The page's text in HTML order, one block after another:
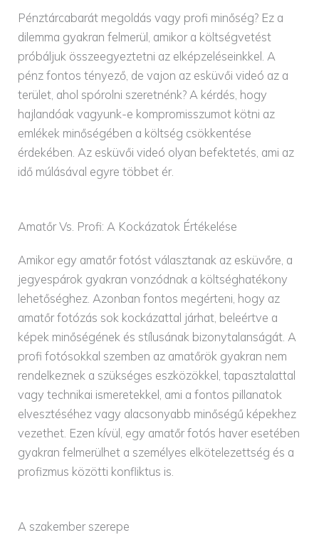
Pénztárcabarát megoldás vagy profi minőség? Ez a
dilemma gyakran felmerül, amikor a költségvetést
próbáljuk összeegyeztetni az elképzeléseinkkel. A
pénz fontos tényező, de vajon az esküvői videó az a
terület, ahol spórolni szeretnénk? A kérdés, hogy
hajlandóak vagyunk-e kompromisszumot kötni az
emlékek minőségében a költség csökkentése
érdekében. Az esküvői videó olyan befektetés, ami az
idő múlásával egyre többet ér.
Amatőr Vs. Profi: A Kockázatok Értékelése
Amikor egy amatőr fotóst választanak az esküvőre, a
jegyespárok gyakran vonzódnak a költséghatékony
lehetőséghez. Azonban fontos megérteni, hogy az
amatőr fotózás sok kockázattal járhat, beleértve a
képek minőségének és stílusának bizonytalanságát. A
profi fotósokkal szemben az amatőrök gyakran nem
rendelkeznek a szükséges eszközökkel, tapasztalattal
vagy technikai ismeretekkel, ami a fontos pillanatok
elvesztéséhez vagy alacsonyabb minőségű képekhez
vezethet. Ezen kívül, egy amatőr fotós haver esetében
gyakran felmerülhet a személyes elkötelezettség és a
profizmus közötti konfliktus is.
A szakember szerepe